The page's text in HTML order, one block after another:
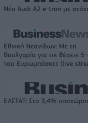
Νέο Audi A2 e-tron με
Εθνική Νεανίδων: Με τη
Βουλγαρία για τις θέσεις
του Ευρωμπάσκετ (live
ΕΛΣΤΑΤ: Στο 3,4%